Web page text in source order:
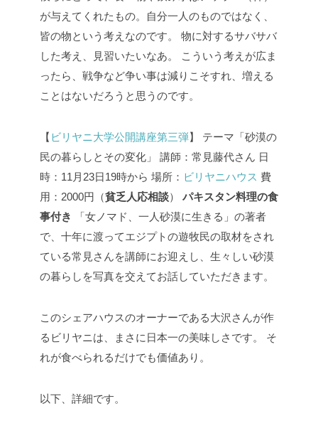
が与えてくれたもの。自分一人のものではなく、
皆の物という考えなのです。
物に対するサバサバ
した考え、見習いたいなあ。
こういう考えが広ま
ったら、戦争など争い事は減りこそすれ、増える
ことはないだろうと思うのです。
【 ビリヤニ大学公開講座第三弾】 テーマ「砂漠の
民の暮らしとその変化」
講師：常見藤代さん 日
時：11月23日19時から 場所： ビリヤニハウス 費
用：2000円（貧乏人応相談） パキスタン料理の食
事付き
「女ノマド、一人砂漠に生きる」の著者
で、十年に渡ってエジプトの遊牧民の取材をされ
ている常見さんを講師にお迎えし、生々しい砂漠
の暮らしを写真を交えてお話していただきます。
このシェアハウスのオーナーである大沢さんが作
るビリヤニは、まさに日本一の美味しさです。
そ
れが食べられるだけでも価値あり。
以下、詳細です。